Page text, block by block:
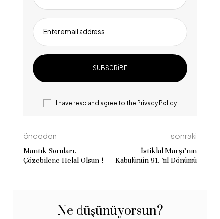
Enter email address
I have read and agree to the Privacy Policy
önceden
Mantık Soruları.
Çözebilene Helal Olsun !
sonraki
İstiklal Marşı’nın
Kabulünün 91. Yıl Dönümü
Ne düşünüyorsun?